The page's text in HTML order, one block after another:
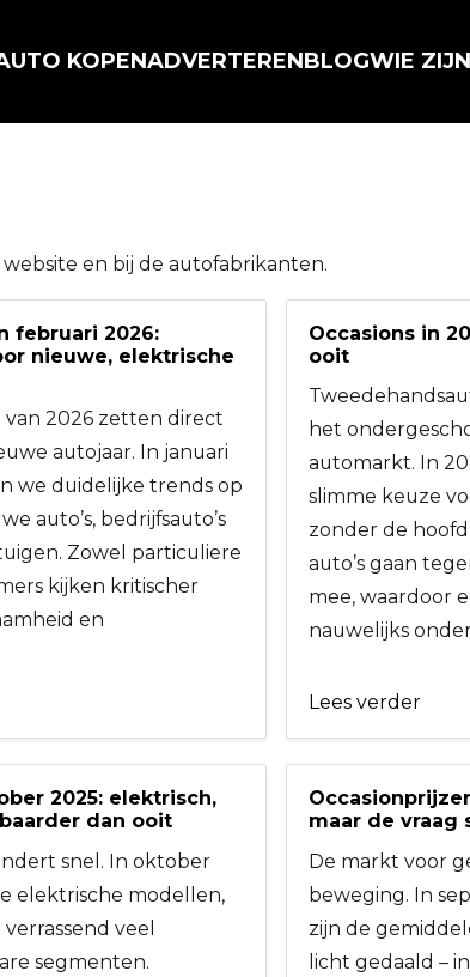
KOPENADVERTERENBLOGWIE
en bij de autofabrikanten.
februari 2026:
nieuwe, elektrische
van 2026 zetten direct
autojaar. In januari
we duidelijke trends op
auto’s, bedrijfsauto’s
Zowel particuliere
kijken kritischer
en
Occasions in
ooit
het
automarkt. In
slimme keuze
zonder de
auto’s gaan
mee, waardoor
nauwelijks
Lees verder
2025: elektrisch,
dan ooit
snel. In oktober
elektrische modellen,
veel
segmenten.
maar de vraag
De markt voor
beweging. In
zijn de
licht gedaald –